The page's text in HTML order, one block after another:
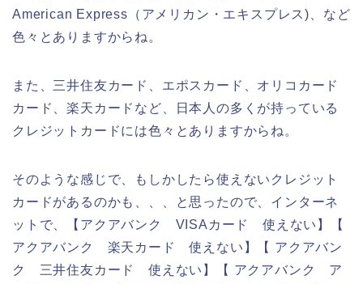
American Express（アメリカン・エキスプレス)、など
色々とありますからね。
また、三井住友カード、エポスカード、オリコカード
カード、楽天カードなど、日本人の多くが持っている
クレジットカードには色々とありますからね。
そのような感じで、もしかしたら使えないクレジット
カードがあるのかも、、、と思ったので、インターネ
ットで、【アクアバンク VISAカード 使えない】【
アクアバンク 楽天カード 使えない】【 アクアバン
ク 三井住友カード 使えない】【 アクアバンク ア